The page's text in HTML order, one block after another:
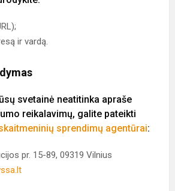
ir vardą.
svetainė neatitinka apraše
reikalavimų, galite pateikti
sprendimų agentūrai:
pr. 15-89, 09319 Vilnius